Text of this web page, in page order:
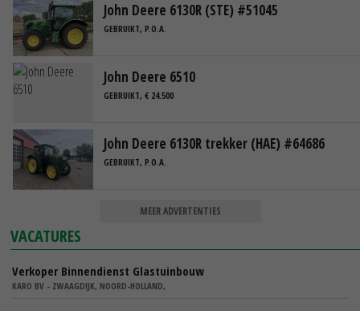
John Deere 6130R (STE) #51045
GEBRUIKT, P.O.A.
John Deere 6510
GEBRUIKT, € 24.500
John Deere 6130R trekker (HAE) #64686
GEBRUIKT, P.O.A.
MEER ADVERTENTIES
VACATURES
Verkoper Binnendienst Glastuinbouw
KARO BV - ZWAAGDIJK, NOORD-HOLLAND,